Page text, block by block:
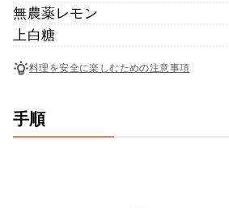
無農薬レモン
上白糖
料理を安全に楽しむための注意事項
手順